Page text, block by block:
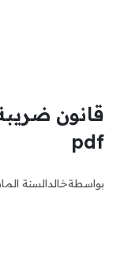
قانون
pdf
بواسطةخالدالسنة